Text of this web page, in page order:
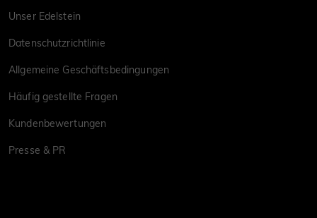
Unser Edelstein
Datenschutzrichtlinie
Allgemeine Geschäftsbedingungen
Häufig gestellte Fragen
Kundenbewertungen
Presse & PR